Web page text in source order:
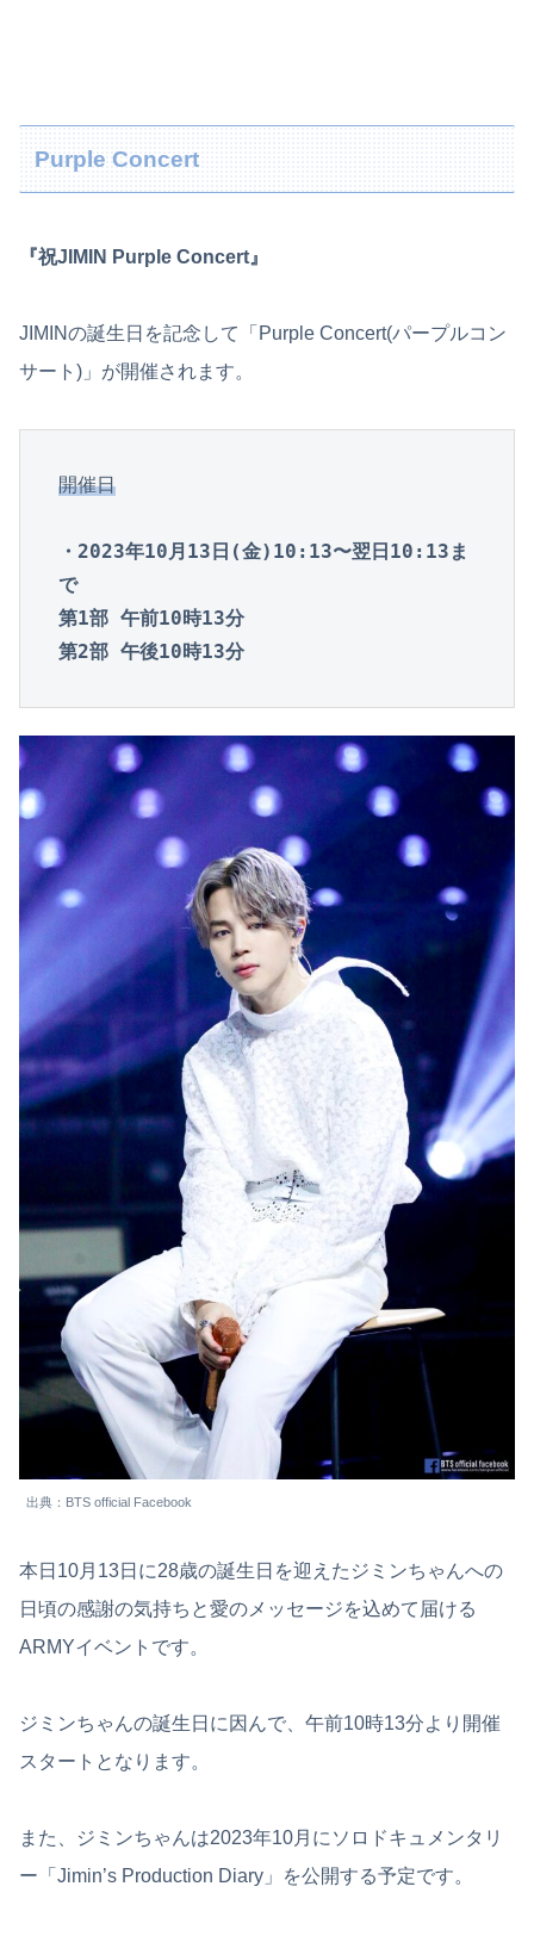
Purple Concert
『祝JIMIN Purple Concert』
JIMINの誕生日を記念して「Purple Concert(パープルコン
サート)」が開催されます。
開催日
・2023年10月13日(金)10:13〜翌日10:13ま
で
第1部 午前10時13分
第2部 午後10時13分
出典：BTS official Facebook
本日10月13日に28歳の誕生日を迎えたジミンちゃんへの
日頃の感謝の気持ちと愛のメッセージを込めて届ける
ARMYイベントです。
ジミンちゃんの誕生日に因んで、午前10時13分より開催
スタートとなります。
また、ジミンちゃんは2023年10月にソロドキュメンタリ
ー「Jimin’s Production Diary」を公開する予定です。